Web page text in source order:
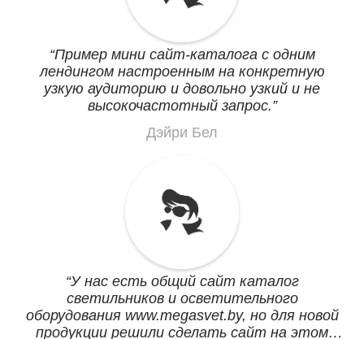
Пример мини сайт-каталога с одним
лендингом настроенным на конкретную
узкую аудиторию и довольно узкий и не
высокочастотный запрос.
Дэйри Бел
У нас есть общий сайт каталог
светильников и осветительного
оборудования www.megasvet.by, но для новой
продукции решили сделать сайт на этом